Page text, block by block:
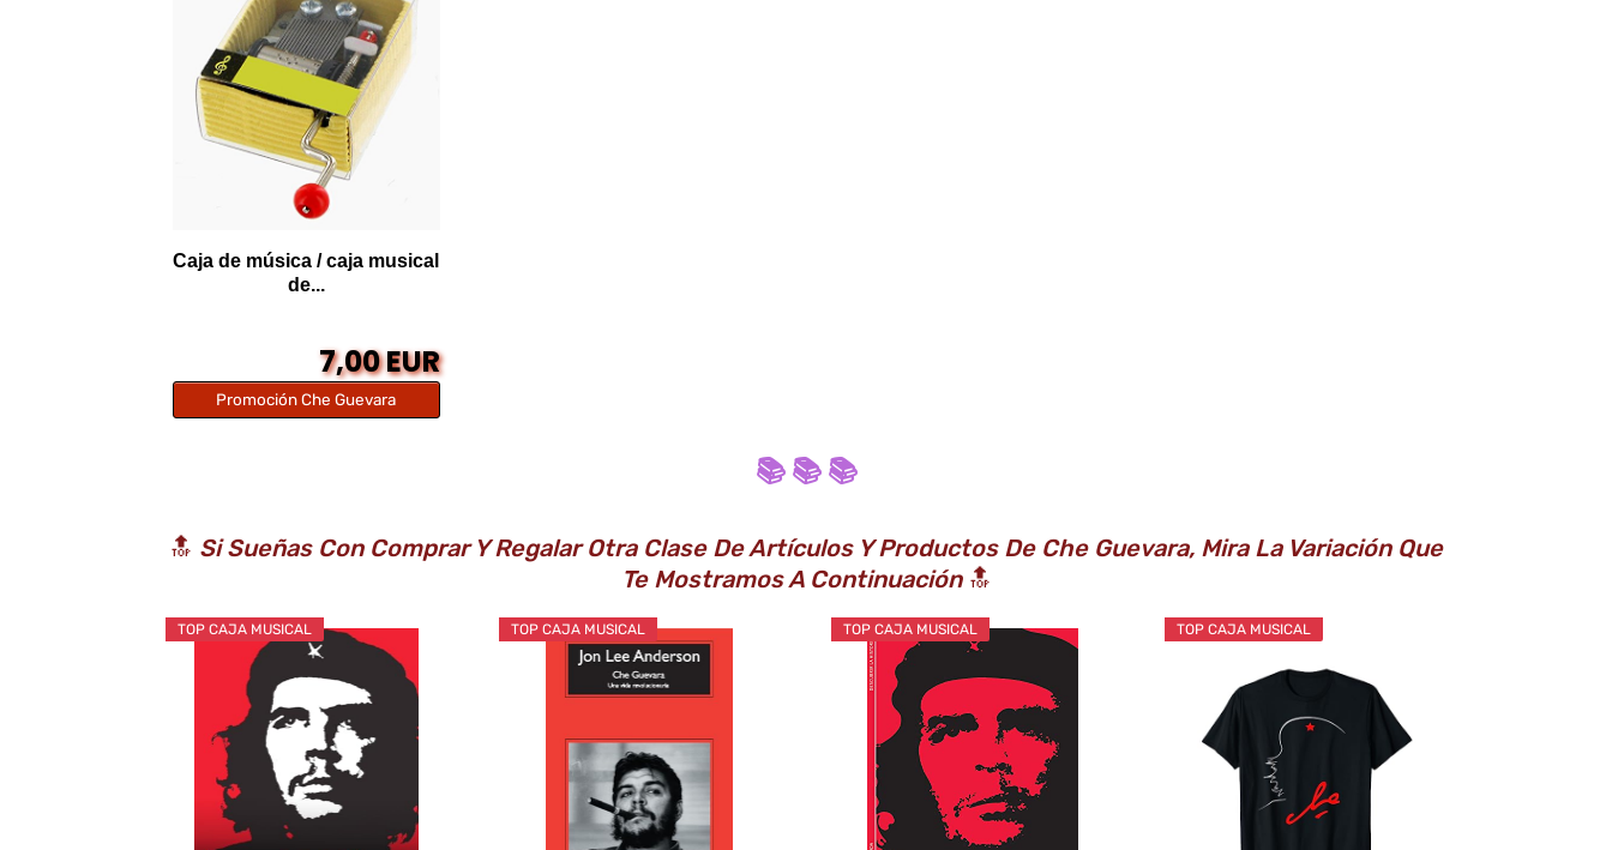
Caja de música / caja musical
de...
7,00 EUR
Promoción Che Guevara
📚 📚 📚
🔝 Si Sueñas Con Comprar Y Regalar Otra Clase De Artículos Y Productos De Che Guevara, Mira La Variación Que
Te Mostramos A Continuación🔝
TOP CAJA MUSICAL TOP CAJA MUSICAL TOP CAJA MUSICAL TOP CAJA MUSICAL